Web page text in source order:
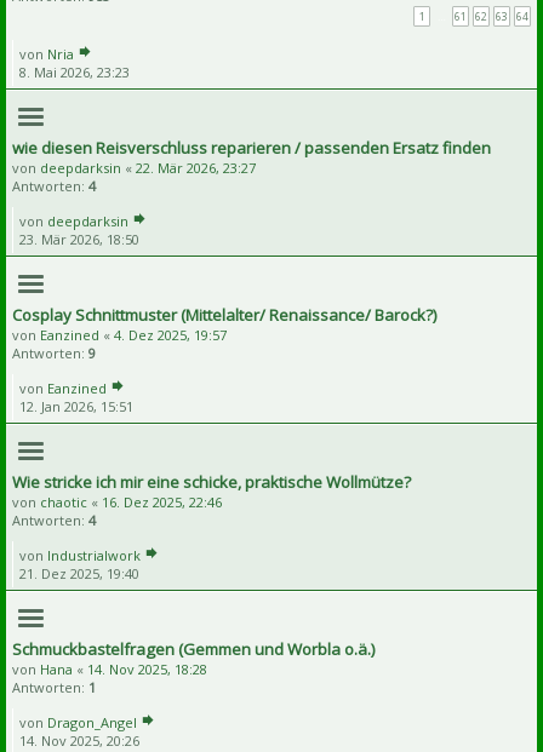
1 61 62 63 64
von Nria
8. Mai 2026, 23:23
wie diesen Reisverschluss reparieren / passenden Ersatz finden
von deepdarksin « 22. Mär 2026, 23:27
Antworten: 4
von deepdarksin
23. Mär 2026, 18:50
Cosplay Schnittmuster (Mittelalter/ Renaissance/ Barock?)
von Eanzined « 4. Dez 2025, 19:57
Antworten: 9
von Eanzined
12. Jan 2026, 15:51
Wie stricke ich mir eine schicke, praktische Wollmütze?
von chaotic « 16. Dez 2025, 22:46
Antworten: 4
von Industrialwork
21. Dez 2025, 19:40
Schmuckbastelfragen (Gemmen und Worbla o.ä.)
von Hana « 14. Nov 2025, 18:28
Antworten: 1
von Dragon_Angel
14. Nov 2025, 20:26